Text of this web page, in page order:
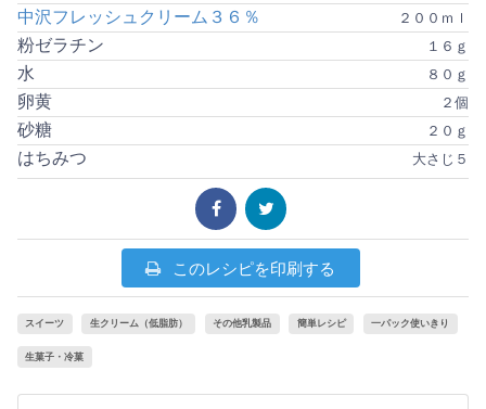
２００ｍｌ
中沢フレッシュクリーム３６％
１６ｇ
粉ゼラチン
８０ｇ
水
２個
卵黄
２０ｇ
砂糖
大さじ５
はちみつ
このレシピを印刷する
スイーツ 生クリーム（低脂肪） その他乳製品 簡単レシピ 一パック使いきり
生菓子・冷菓